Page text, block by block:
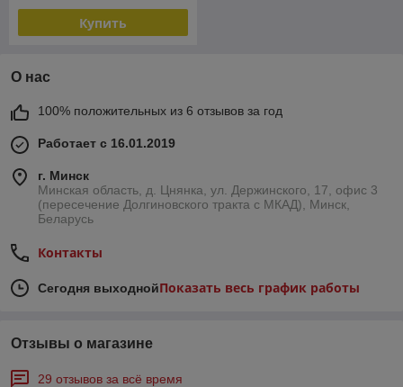
Купить
О нас
100% положительных из 6 отзывов за год
Работает с 16.01.2019
г. Минск
Минская область, д. Цнянка, ул. Держинского, 17, офис 3
(пересечение Долгиновского тракта с МКАД), Минск,
Беларусь
Контакты
Сегодня выходнойПоказать весь график работы
Отзывы о магазине
29 отзывов за всё время